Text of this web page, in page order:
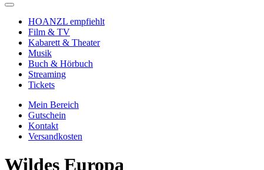
HOANZL empfiehlt
Film & TV
Kabarett & Theater
Musik
Buch & Hörbuch
Streaming
Tickets
Mein Bereich
Gutschein
Kontakt
Versandkosten
Wildes Europa